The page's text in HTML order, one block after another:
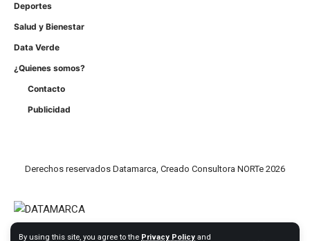
By using this site, you agree to the Privacy Policy and
Deportes
Salud y Bienestar
Data Verde
¿Quienes somos?
Contacto
Publicidad
Derechos reservados Datamarca, Creado Consultora NORTe 2026